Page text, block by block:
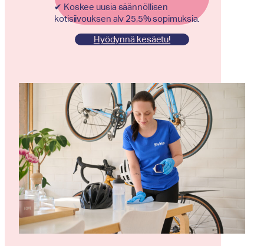
✔ Koskee uusia säännöllisen
kotisiivouksen alv 25,5% sopimuksia.
Hyödynnä kesäetu!